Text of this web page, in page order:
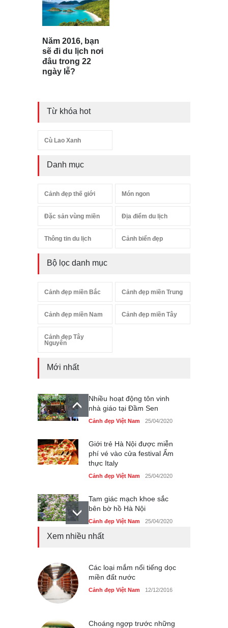
Năm 2016, bạn
sẽ đi du lịch nơi
đâu trong 22
ngày lễ?
Từ khóa hot
Cù Lao Xanh
Danh mục
Cảnh đẹp thế giới Món ngon
Đặc sản vùng miền Địa điểm du lịch
Thông tin du lịch Cảnh biển đẹp
Bộ lọc danh mục
Cảnh đẹp miền Bắc Cảnh đẹp miền Trung
Cảnh đẹp miền Nam Cảnh đẹp miền Tây
Cảnh đẹp Tây
Nguyên
Mới nhất
Nhiều hoạt động tôn vinh
nhà giáo tại Đầm Sen
Cảnh đẹp Việt Nam 25/04/2020
Giới trẻ Hà Nội được miễn
phí vé vào cửa festival Ẩm
thực Italy
Cảnh đẹp Việt Nam 25/04/2020
Tam giác mạch khoe sắc
bên bờ hồ Hà Nội
Cảnh đẹp Việt Nam 25/04/2020
Cảnh đẹp Việt Nam 24/04/2020
Những món ăn đồng quê
Xem nhiều nhất
Các loại mắm nổi tiếng dọc
miền đất nước
Cảnh đẹp Việt Nam 12/12/2016
Choáng ngợp trước những